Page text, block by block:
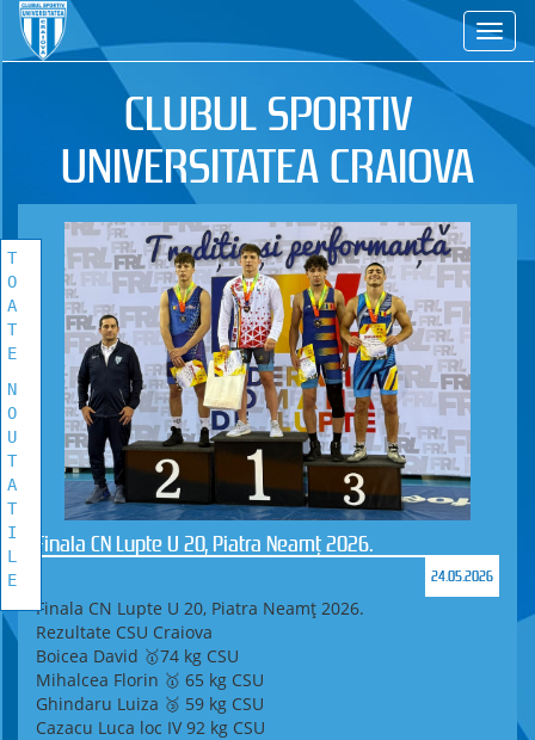
CS
CLUBUL SPORTIV
UNIVERSITATEA CRAIOVA
Finala CN Lupte U 20, Piatra Neamț 2026.
24.05.2026
Finala CN Lupte U 20, Piatra Neamț 2026.
Rezultate CSU Craiova
Boicea David 🥇74 kg CSU
Mihalcea Florin 🥇 65 kg CSU
Ghindaru Luiza 🥉 59 kg CSU
Cazacu Luca loc IV 92 kg CSU
TOATE
NOUTATILE
Vezi toate stirile!
T
O
A
T
E
N
O
U
T
A
T
I
L
E